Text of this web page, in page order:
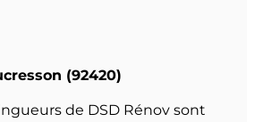
(92420)
de DSD Rénov sont